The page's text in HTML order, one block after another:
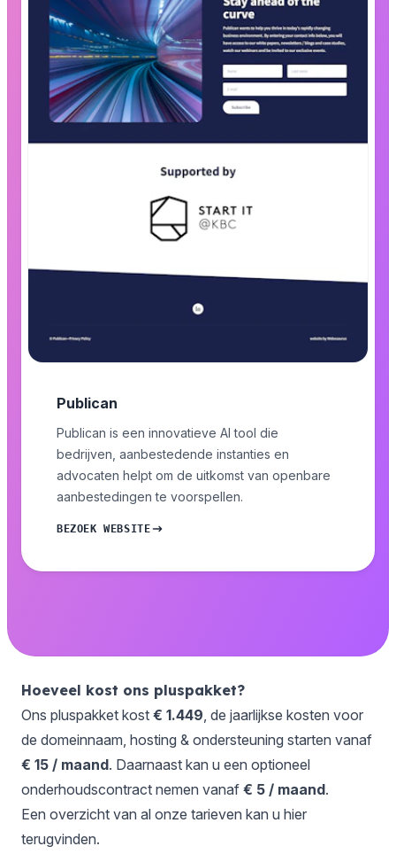
Publican
Publican is een innovatieve AI tool die
bedrijven, aanbestedende instanties en
advocaten helpt om de uitkomst van openbare
aanbestedingen te voorspellen.
BEZOEK WEBSITE
Hoeveel kost ons pluspakket?
Ons pluspakket kost € 1.449 , de jaarlijkse kosten voor
de domeinnaam, hosting & ondersteuning starten vanaf
€ 15 / maand. Daarnaast kan u een optioneel
onderhoudscontract nemen vanaf € 5 / maand.
Een overzicht van al onze tarieven kan u hier
terugvinden.